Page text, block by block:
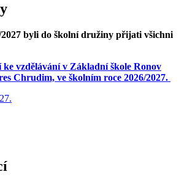
byli do školní družiny přijati všichni
vzdělávání v Základní škole Ronov
Chrudim, ve školním roce 2026/2027.